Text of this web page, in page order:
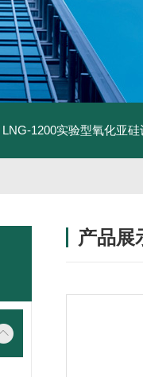
LNG-1200实验型氧化亚硅
产品展